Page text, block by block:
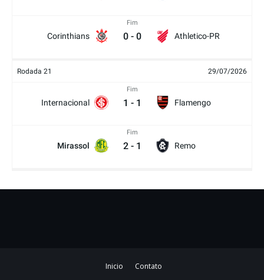
Corinthians
Fim
0 - 0 Athletico-PR
Rodada 21 29/07/2026
Internacional
Fim
1 - 1 Flamengo
Mirassol
Fim
2 - 1 Remo
Inicio Contato